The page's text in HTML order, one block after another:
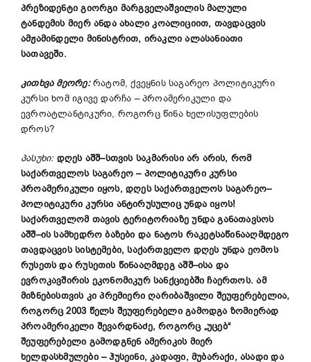
პრეზიდენტი გიორგი მარგველაშვილის მალული
ტანდემის მიერ ანდა ახალი კოალიციით, თავდაცვის
ამჟამინდელი მინისტრით, ირაკლი ალასანიათი
სათავეში.
კითხვა მეორე:რატომ, ქვეყნის საგარეო პოლიტიკური
კურსი ხომ იგივე დარჩა – პროამერიკული და
ევროატლანტიკური, როგორც წინა ხელისუფლების
დროს?
პასუხი: დღეს აშშ–სთვის საკმარისი არ არის, რომ
საქართველოს საგარეო– პოლიტიკური კურსი
პროამერიკული იყოს, დღეს საქართველოს საგარეო–
პოლიტიკური კურსი ანტირუსულიც უნდა იყოს!
საქართველომ თავის ტერიტორიაზე უნდა განათავსოს
აშშ–ის სამხედრო ბაზები და ნატოს რაკეტსაწინააღმდეგო
თავდაცვის სისტემები,საქართველო დღეს უნდა ეომოს
რუსეთს და რუსეთის წინააღმდეგ აშშ–ისა და
ევროკავშირის ეკონომიკურ სანქციებში ჩაერთოს.ამ
მიზნებისთვის კი პრემიერი ღარიბაშვილი შეუფერებელია,
როგორც2003 წელს შეუფერებელი გამოდგა ზომიერად
პროამერიკელი შევარდნაძე,როგორც„უცებ“
შეუფერებელი გამოდგნენ ამერიკის მიერ
ხელდასხმულები –ჰუსეინი,კადაფი, მუბარაქი,ასადი და